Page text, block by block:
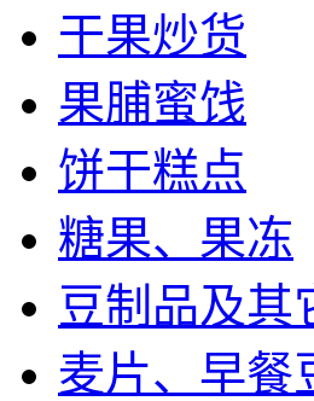
干果炒货
果脯蜜饯
饼干糕点
糖果、果冻
豆制品及其
麦片、早餐